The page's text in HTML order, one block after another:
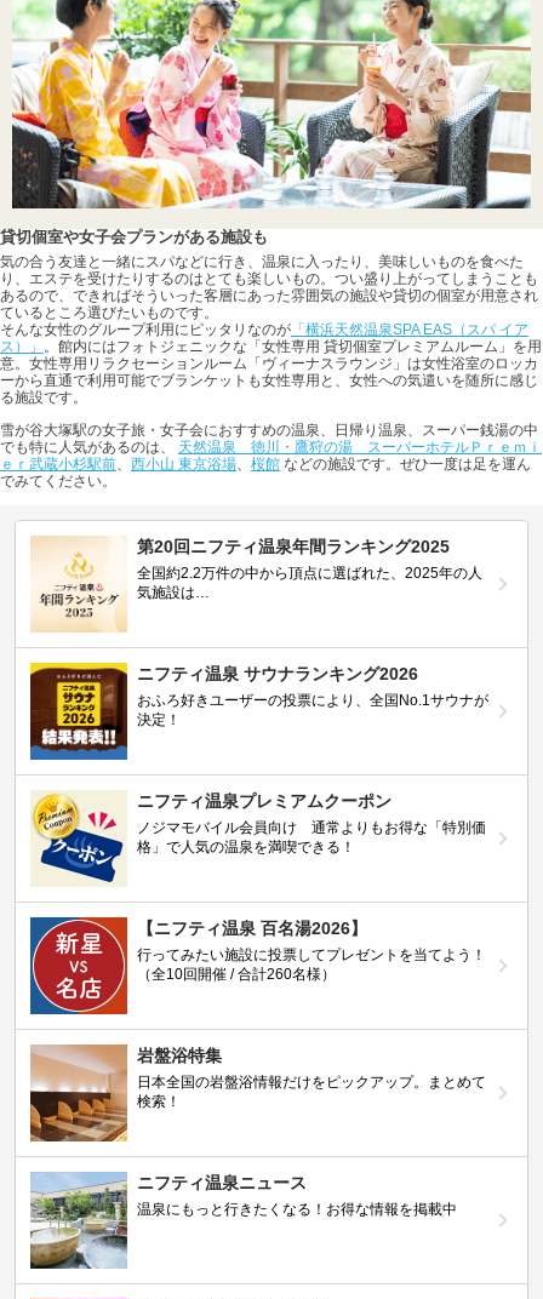
貸切個室や女子会プランがある施設も
気の合う友達と一緒にスパなどに行き、温泉に入ったり、美味しいものを食べた
り、エステを受けたりするのはとても楽しいもの。つい盛り上がってしまうことも
あるので、できればそういった客層にあった雰囲気の施設や貸切の個室が用意され
ているところ選びたいものです。
そんな女性のグループ利用にピッタリなのが 「横浜天然温泉SPA EAS（スパ イア
ス）」 。館内にはフォトジェニックな「女性専用 貸切個室プレミアムルーム」を用
意。女性専用リラクセーションルーム「ヴィーナスラウンジ」は女性浴室のロッカ
ーから直通で利用可能でブランケットも女性専用と、女性への気遣いを随所に感じ
る施設です。
雪が谷大塚駅の女子旅・女子会におすすめの温泉、日帰り温泉、スーパー銭湯の中
でも特に人気があるのは、 天然温泉 徳川・鷹狩の湯 スーパーホテルＰｒｅｍｉ
ｅｒ武蔵小杉駅前、 西小山 東京浴場、 桜館 などの施設です。ぜひ一度は足を運ん
でみてください。
第20回ニフティ温泉年間ランキング2025
全国約2.2万件の中から頂点に選ばれた、2025年の人
気施設は…
ニフティ温泉 サウナランキング2026
おふろ好きユーザーの投票により、全国No.1サウナが
決定！
ニフティ温泉プレミアムクーポン
ノジマモバイル会員向け 通常よりもお得な「特別価
格」で人気の温泉を満喫できる！
【ニフティ温泉 百名湯2026】
行ってみたい施設に投票してプレゼントを当てよう！
（全10回開催 / 合計260名様）
岩盤浴特集
日本全国の岩盤浴情報だけをピックアップ。まとめて
検索！
ニフティ温泉ニュース
温泉にもっと行きたくなる！お得な情報を掲載中